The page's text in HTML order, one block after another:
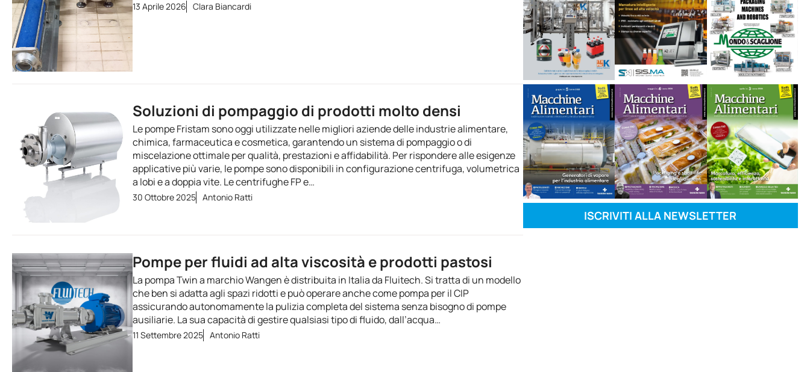
13 Aprile 2026 Clara Biancardi
Soluzioni di pompaggio di prodotti molto densi
Le pompe Fristam sono oggi utilizzate nelle migliori aziende delle industrie alimentare,
chimica, farmaceutica e cosmetica, garantendo un sistema di pompaggio o di
miscelazione ottimale per qualità, prestazioni e affidabilità. Per rispondere alle esigenze
applicative più varie, le pompe sono disponibili in configurazione centrifuga, volumetrica
a lobi e a doppia vite. Le centrifughe FP e…
30 Ottobre 2025 Antonio Ratti
Pompe per fluidi ad alta viscosità e prodotti pastosi
La pompa Twin a marchio Wangen è distribuita in Italia da Fluitech. Si tratta di un modello
che ben si adatta agli spazi ridotti e può operare anche come pompa per il CIP
assicurando autonomamente la pulizia completa del sistema senza bisogno di pompe
ausiliarie. La sua capacità di gestire qualsiasi tipo di fluido, dall’acqua…
11 Settembre 2025 Antonio Ratti
ISCRIVITI ALLA NEWSLETTER